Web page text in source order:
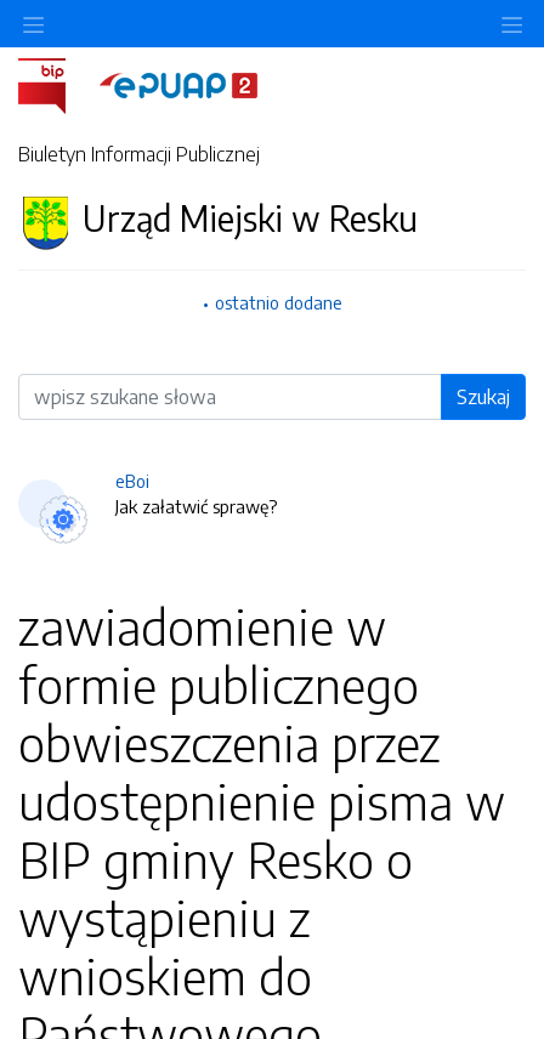
Biuletyn Informacji Publicznej
Urząd Miejski w Resku
ostatnio dodane
Wyszukiwarka Szukaj
eBoi
Jak załatwić sprawę?
zawiadomienie w
formie publicznego
obwieszczenia przez
udostępnienie pisma w
BIP gminy Resko o
wystąpieniu z
wnioskiem do